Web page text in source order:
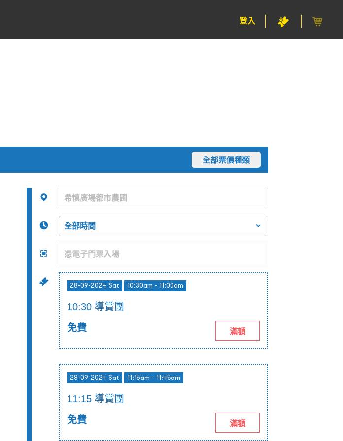
登入
全部票價種類
28-09-2024 Sat 10:30am - 11:00am
10:30 導賞團
免費 滿額
28-09-2024 Sat 11:15am - 11:45am
11:15 導賞團
免費 滿額